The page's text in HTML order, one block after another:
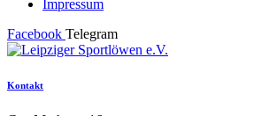
Impressum
Facebook Telegram
Kontakt